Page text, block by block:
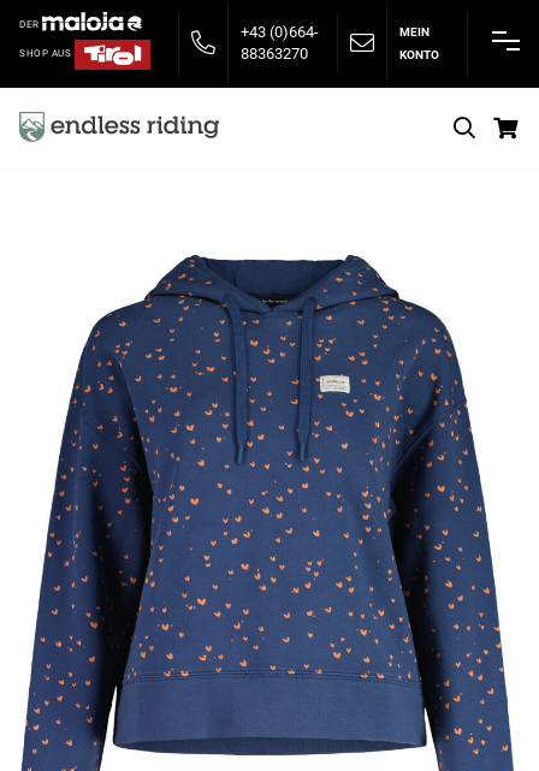
DER
SHOP AUS
+43 (0)664-
88363270
MEIN
KONTO